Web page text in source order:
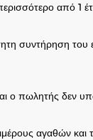
από 1
συντήρηση του
ο πωλητής δεν
αγαθών